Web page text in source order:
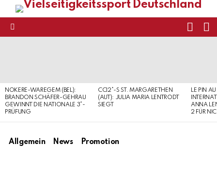
NOKERE-WAREGEM (BEL):
BRANDON SCHÄFER-GEHRAU
GEWINNT DIE NATIONALE 3*-
PRÜFUNG
CCI2*-S ST. MARGARETHEN
(AUT): JULIA MARIA LENTRODT
SIEGT
LE PIN
ANNA
2 FÜR
Allgemein News Promotion